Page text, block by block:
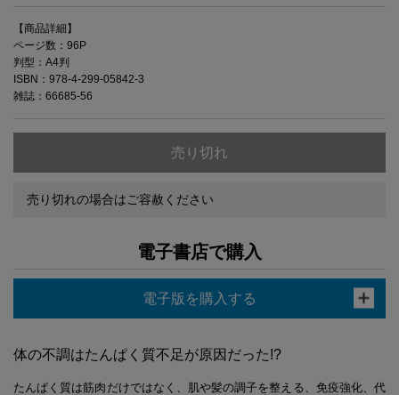
【商品詳細】
ページ数：96P
判型：A4判
ISBN：978-4-299-05842-3
雑誌：66685-56
売り切れ
売り切れの場合はご容赦ください
電子書店で購入
電子版を購入する
体の不調はたんぱく質不足が原因だった!?
たんぱく質は筋肉だけではなく、肌や髪の調子を整える、免疫強化、代